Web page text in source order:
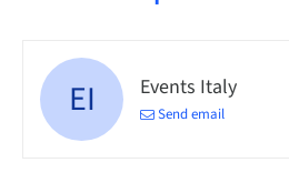
EI Events Italy
Send email